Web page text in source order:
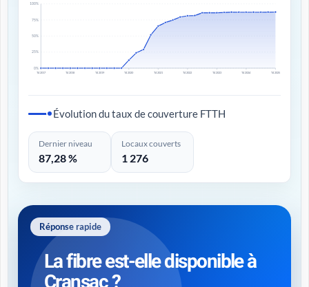
0%
25%
50%
75%
100%
T4 2017 T4 2018 T4 2019 T4 2020 T4 2021 T4 2022 T4 2023 T4 2024 T4 2025
Évolution du taux de couverture FTTH
Dernier niveau
87,28 %
Locaux couverts
1 276
Réponse rapide
La fibre est-elle disponible à
Cransac ?